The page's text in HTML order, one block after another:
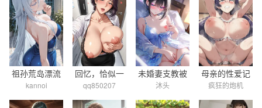
祖孙荒岛漂流
记
kannoi
回忆，恰似一
支轻烟
qq850207
未婚妻支教被
村汉驯服怀孕
违约嫁深山做
沐头
母亲的性爱记
录
疯狂的炮机